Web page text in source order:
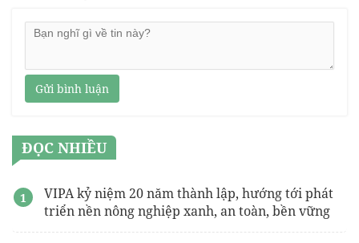
Gửi bình luận
ĐỌC NHIỀU
VIPA kỷ niệm 20 năm thành lập, hướng tới phát
triển nền nông nghiệp xanh, an toàn, bền vững